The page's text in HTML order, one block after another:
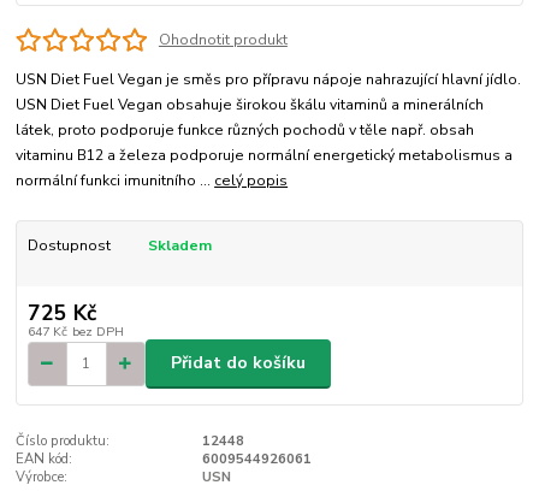
Ohodnotit produkt
USN Diet Fuel Vegan je směs pro přípravu nápoje nahrazující hlavní jídlo.
USN Diet Fuel Vegan obsahuje širokou škálu vitaminů a minerálních
látek, proto podporuje funkce různých pochodů v těle např. obsah
vitaminu B12 a železa podporuje normální energetický metabolismus a
normální funkci imunitního ... celý popis
Dostupnost Skladem
725 Kč
647 Kč bez DPH
Přidat do košíku
Číslo produktu:
12448
EAN kód:
6009544926061
Výrobce:
USN